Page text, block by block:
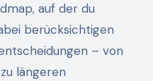
auf der du
berücksichtigen
– von
längeren